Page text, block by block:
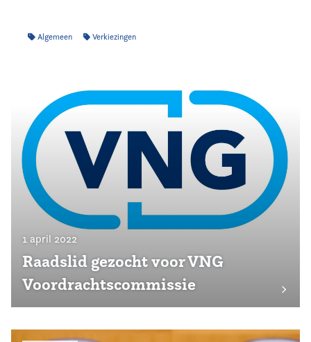
Algemeen Verkiezingen
1 april 2022
Raadslid gezocht voor VNG
Voordrachtscommissie